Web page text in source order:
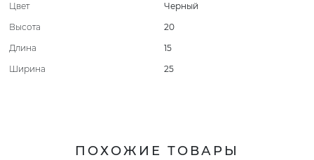
Цвет
Черный
Высота
20
Длина
15
Ширина
25
ПОХОЖИЕ ТОВАРЫ